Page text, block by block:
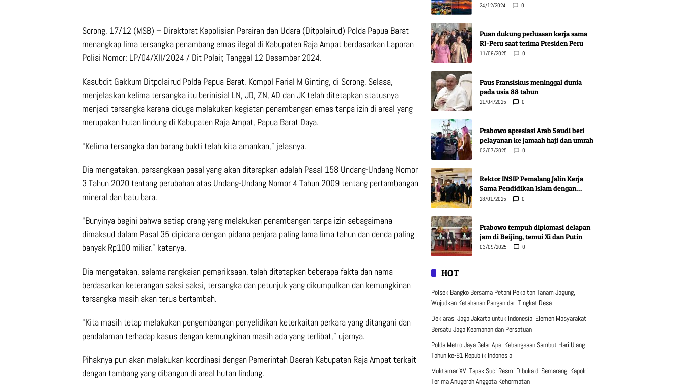
Sorong, 17/12 (MSB) – Direktorat Kepolisian Perairan dan Udara (Ditpolairud) Polda Papua Barat
menangkap lima tersangka penambang emas ilegal di Kabupaten Raja Ampat berdasarkan Laporan
Polisi Nomor: LP/04/XII/2024 / Dit Polair, Tanggal 12 Desember 2024.
Kasubdit Gakkum Ditpolairud Polda Papua Barat, Kompol Farial M Ginting, di Sorong, Selasa,
menjelaskan kelima tersangka itu berinisial LN, JD, ZN, AD dan JK telah ditetapkan statusnya
menjadi tersangka karena diduga melakukan kegiatan penambangan emas tanpa izin di areal yang
merupakan hutan lindung di Kabupaten Raja Ampat, Papua Barat Daya.
“Kelima tersangka dan barang bukti telah kita amankan,” jelasnya.
Dia mengatakan, persangkaan pasal yang akan diterapkan adalah Pasal 158 Undang-Undang Nomor
3 Tahun 2020 tentang perubahan atas Undang-Undang Nomor 4 Tahun 2009 tentang pertambangan
mineral dan batu bara.
“Bunyinya begini bahwa setiap orang yang melakukan penambangan tanpa izin sebagaimana
dimaksud dalam Pasal 35 dipidana dengan pidana penjara paling lama lima tahun dan denda paling
banyak Rp100 miliar,” katanya.
Dia mengatakan, selama rangkaian pemeriksaan, telah ditetapkan beberapa fakta dan nama
berdasarkan keterangan saksi saksi, tersangka dan petunjuk yang dikumpulkan dan kemungkinan
tersangka masih akan terus bertambah.
“Kita masih tetap melakukan pengembangan penyelidikan keterkaitan perkara yang ditangani dan
pendalaman terhadap kasus dengan kemungkinan masih ada yang terlibat,” ujarnya.
Pihaknya pun akan melakukan koordinasi dengan Pemerintah Daerah Kabupaten Raja Ampat terkait
dengan tambang yang dibangun di areal hutan lindung.
24/12/2024 0
Puan dukung perluasan kerja sama
RI-Peru saat terima Presiden Peru
11/08/2025 0
Paus Fransiskus meninggal dunia
pada usia 88 tahun
21/04/2025 0
Prabowo apresiasi Arab Saudi beri
pelayanan ke jamaah haji dan umrah
03/07/2025 0
Rektor INSIP Pemalang Jalin Kerja
Sama Pendidikan Islam dengan
Komunitas Muslim Novi Pazar, Serbia
28/01/2025 0
Prabowo tempuh diplomasi delapan
jam di Beijing, temui Xi dan Putin
03/09/2025 0
HOT
Polsek Bangko Bersama Petani Pekaitan Tanam Jagung,
Wujudkan Ketahanan Pangan dari Tingkat Desa
Deklarasi Jaga Jakarta untuk Indonesia, Elemen Masyarakat
Bersatu Jaga Keamanan dan Persatuan
Polda Metro Jaya Gelar Apel Kebangsaan Sambut Hari Ulang
Tahun ke-81 Republik Indonesia
Muktamar XVI Tapak Suci Resmi Dibuka di Semarang, Kapolri
Terima Anugerah Anggota Kehormatan